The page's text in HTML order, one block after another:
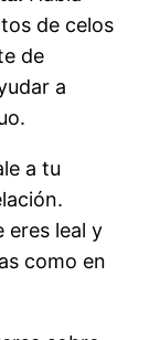
de celos
de
a
a tu
eres leal y
como en